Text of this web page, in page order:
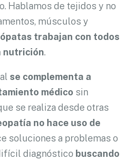
Hablamos de tejidos y no
músculos y
trabajan con todos
nutrición.
se complementa a
médico sin
se realiza desde otras
no hace uso de
soluciones a problemas o
diagnóstico buscando